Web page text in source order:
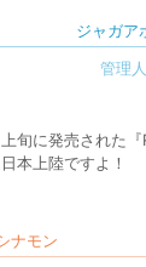
ジャガア
旬に発売された『
本上陸ですよ！
ナモン